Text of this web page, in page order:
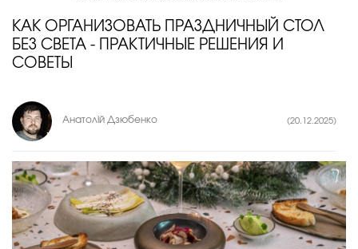
КАК ОРГАНИЗОВАТЬ ПРАЗДНИЧНЫЙ СТОЛ
БЕЗ СВЕТА - ПРАКТИЧНЫЕ РЕШЕНИЯ И
СОВЕТЫ
Анатолій Дзюбенко (20.12.2025)